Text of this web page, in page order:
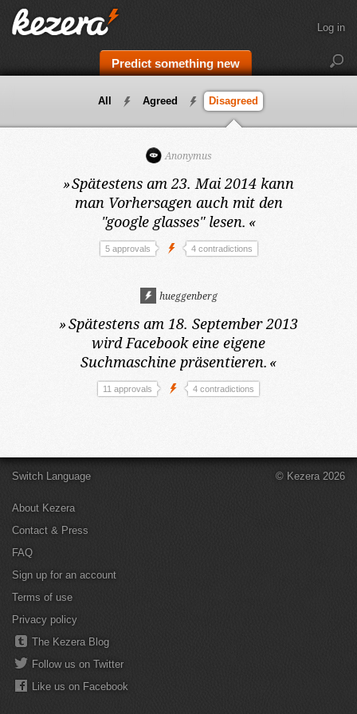
Predict something new
Log in
All Agreed Disagreed
Anonymus
»Spätestens am 23. Mai 2014 kann
man Vorhersagen auch mit den
"google glasses" lesen. «
5 approvals 4 contradictions
hueggenberg
»Spätestens am 18. September 2013
wird Facebook eine eigene
Suchmaschine präsentieren. «
11 approvals 4 contradictions
Switch Language
About Kezera
Contact & Press
FAQ
Sign up for an account
Terms of use
Privacy policy
The Kezera Blog
Follow us on Twitter
Like us on Facebook
© Kezera 2026